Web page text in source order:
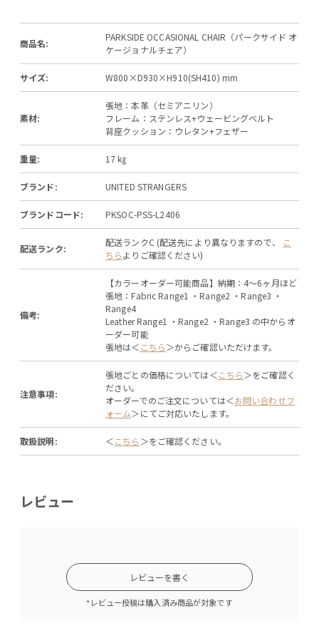
商品名:
PARKSIDE OCCASIONAL CHAIR（パークサイド オ
ケージョナルチェア）
サイズ: W800×D930×H910(SH410) mm
素材:
張地：本革（セミアニリン）
フレーム：ステンレス+ウェービングベルト
背座クッション：ウレタン+フェザー
重量: 17 ㎏
ブランド: UNITED STRANGERS
ブランドコード: PKSOC-PSS-L2406
配送ランク:
配送ランクC (配送先により異なりますので、
こ
ちらよりご確認ください)
備考:
【カラーオーダー可能商品】納期：4～6ヶ月ほど
張地：Fabric Range1 ・Range2 ・Range3 ・
Range4
Leather Range1 ・Range2 ・Range3 の中からオ
ーダー可能
張地は＜ こちら＞からご確認いただけます。
注意事項:
張地ごとの価格については＜こちら＞をご確認く
ださい。
オーダーでのご注文については＜お問い合わせフ
ォーム＞にてご対応いたします。
取扱説明: ＜こちら ＞をご確認ください。
レビュー
レビューを書く
*レビュー投稿は購入済み商品が対象です